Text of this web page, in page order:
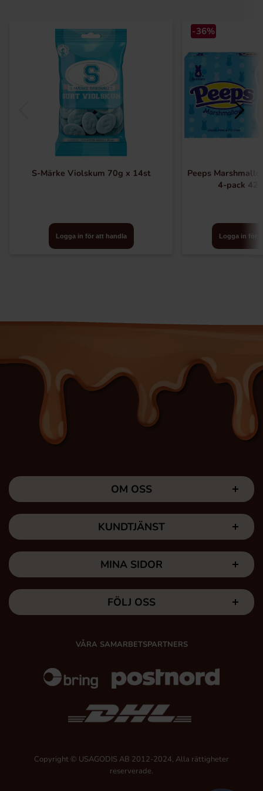
S-Märke Violskum 70g x 14st
Logga in för att handla
-36%
Peeps
4-pack
Logga in för
OM OSS
KUNDTJÄNST
MINA SIDOR
FÖLJ OSS
VÅRA SAMARBETSPARTNERS
Copyright © USAGODIS AB 2012-2024, Alla rättigheter
reserverade.